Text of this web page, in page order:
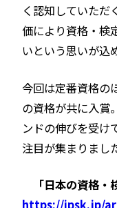
く認知していただ
価により資格・検
いという思いが込
今回は定番資格の
の資格が共に入賞
ンドの伸びを受け
注目が集まりまし
「日本の資格
https://jpsk.jp/